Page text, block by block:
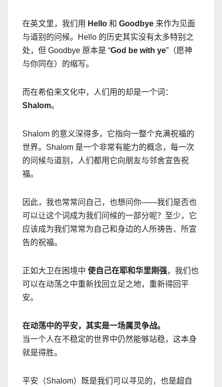
在英文里，我们用 Hello 和 Goodbye 来作为见面
与道别的问候。
Hello 的历史其实没有太多特别之
处，但 Goodbye 原本是 “God be with ye” （愿神
与你同在）的缩写。
而在希伯来文化中，人们用的却是一个词：
Shalom。
Shalom 的意义深得多，它指向一整个充满祝福的
世界。 Shalom 是一个非常有能力的概念，每一次
的问候与道别，人们都用它向朋友与邻舍宣告祝
福。
因此，我也常常问自己，也想问你——我们是否也
可以让这个词成为我们问候的一部分呢？至少，它
应该成为我们常常为自己和身边的人所祷告、所宣
告的祝福。
正如大卫在困境中 使自己在耶和华里刚强，我们也
可以在动荡之中重新找回立足之地，重新得回平
安。
在动荡中的平安，其实是一场属灵争战。
当一个人在不稳定的世界中仍然能够站稳，这本身
就是得胜。
平安（Shalom）既是我们可以寻见的，也是超自